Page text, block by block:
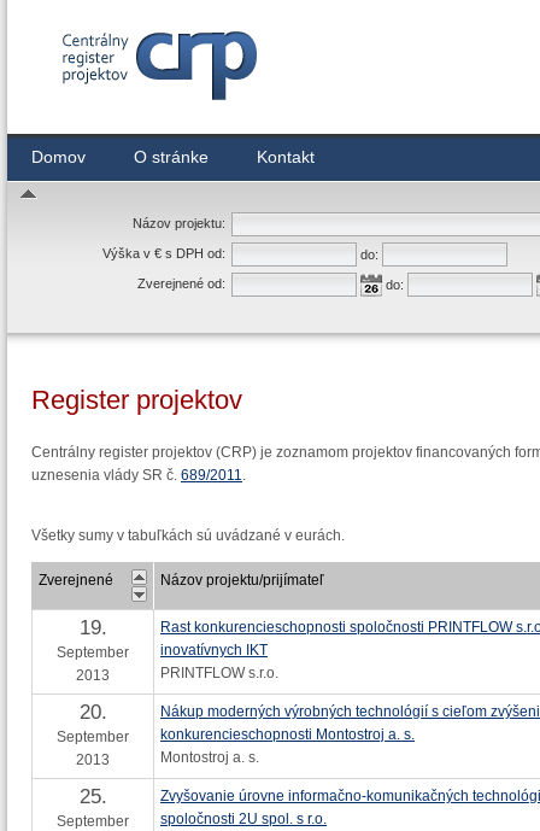
Domov O stránke Kontakt
Názov projektu:
Výška v € s DPH od:
do:
Zverejnené od:
do:
Register projektov
Centrálny register projektov (CRP) je zoznamom projektov financovaných
uznesenia vlády SR č. 689/2011.
Všetky sumy v tabuľkách sú uvádzané v eurách.
Zverejnené Názov projektu/prijímateľ
19.
September
2013
Rast konkurencieschopnosti spoločnosti PRINTFLOW
inovatívnych IKT
PRINTFLOW s.r.o.
20.
September
2013
Nákup moderných výrobných technológií s cieľom
konkurencieschopnosti Montostroj a. s.
Montostroj a. s.
25.
September
Zvyšovanie úrovne informačno-komunikačných
spoločnosti 2U spol. s r.o.